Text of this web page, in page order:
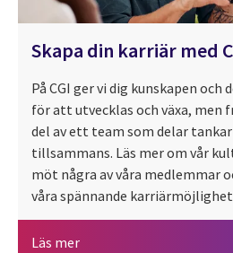
Skapa din karriär med
På CGI ger vi dig kunskapen och
för att utvecklas och växa, men
del av ett team som delar
tillsammans. Läs mer om vår
möt några av våra medlemmar
våra spännande
Läs merSkapa din karriär med CGI!